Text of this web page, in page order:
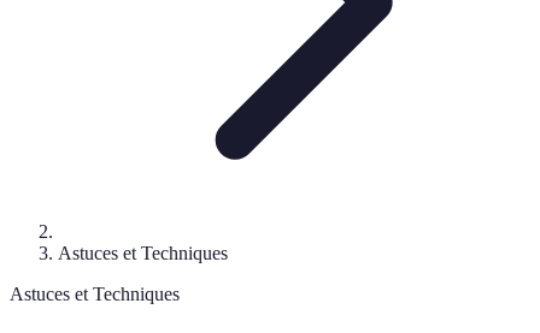
Astuces et Techniques
Astuces et Techniques